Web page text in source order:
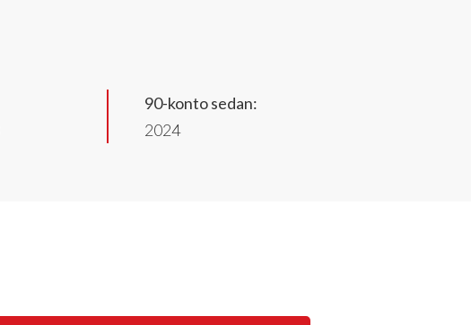
90-konto sedan:
2024